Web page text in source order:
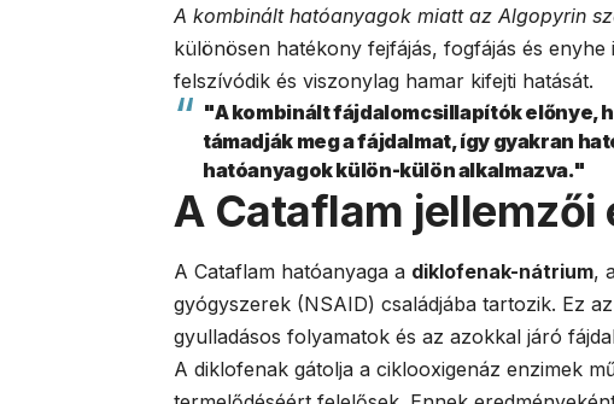
A kombinált hatóanyagok miatt az Algopyrin
különösen hatékony fejfájás, fogfájás és
felszívódik és viszonylag hamar kifejti hatását.
"A kombinált fájdalomcsillapítók előnye,
támadják meg a fájdalmat, így gyakran
hatóanyagok külön-külön alkalmazva."
A Cataflam jellemzői
A Cataflam hatóanyaga a diklofenak-nátrium,
gyógyszerek (NSAID) családjába tartozik. Ez
gyulladásos folyamatok és az azokkal járó
A diklofenak gátolja a ciklooxigenáz enzimek